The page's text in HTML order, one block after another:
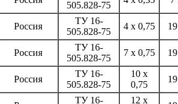
505.828-75
Россия
ТУ 16-
505.828-75
4 x 0,75
Россия
ТУ 16-
505.828-75
7 x 0,75
Россия
ТУ 16-
505.828-75
10 x
0,75
ТУ 16- 12 x